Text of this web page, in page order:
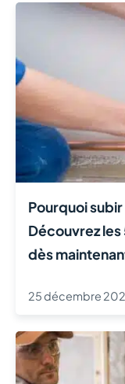
Pourquoi
Découvrez
dès
25 décembre